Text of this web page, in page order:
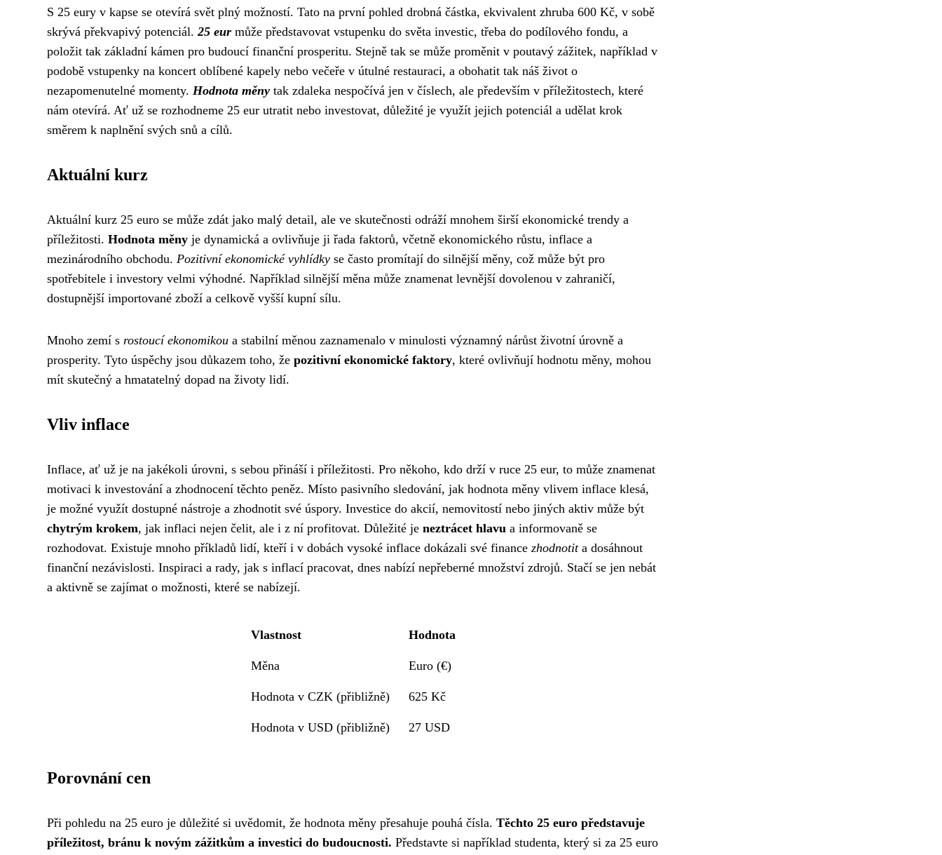
S 25 eury v kapse se otevírá svět plný možností. Tato na první pohled drobná částka, ekvivalent zhruba 600 Kč, v sobě
skrývá překvapivý potenciál.25 eur může představovat vstupenku do světa investic, třeba do podílového fondu, a
položit tak základní kámen pro budoucí finanční prosperitu. Stejně tak se může proměnit v poutavý zážitek, například v
podobě vstupenky na koncert oblíbené kapely nebo večeře v útulné restauraci, a obohatit tak náš život o
nezapomenutelné momenty. Hodnota měny tak zdaleka nespočívá jen v číslech, ale především v příležitostech, které
nám otevírá. Ať už se rozhodneme 25 eur utratit nebo investovat, důležité je využít jejich potenciál a udělat krok
směrem k naplnění svých snů a cílů.
Aktuální kurz
Aktuální kurz 25 euro se může zdát jako malý detail, ale ve skutečnosti odráží mnohem širší ekonomické trendy a
příležitosti. Hodnota měny je dynamická a ovlivňuje ji řada faktorů, včetně ekonomického růstu, inflace a
mezinárodního obchodu. Pozitivní ekonomické vyhlídky se často promítají do silnější měny, což může být pro
spotřebitele i investory velmi výhodné. Například silnější měna může znamenat levnější dovolenou v zahraničí,
dostupnější importované zboží a celkově vyšší kupní sílu.
Mnoho zemí s rostoucí ekonomikou a stabilní měnou zaznamenalo v minulosti významný nárůst životní úrovně a
prosperity. Tyto úspěchy jsou důkazem toho, že pozitivní ekonomické faktory, které ovlivňují hodnotu měny, mohou
mít skutečný a hmatatelný dopad na životy lidí.
Vliv inflace
Inflace, ať už je na jakékoli úrovni, s sebou přináší i příležitosti. Pro někoho, kdo drží v ruce 25 eur, to může znamenat
motivaci k investování a zhodnocení těchto peněz. Místo pasivního sledování, jak hodnota měny vlivem inflace klesá,
je možné využít dostupné nástroje a zhodnotit své úspory. Investice do akcií, nemovitostí nebo jiných aktiv může být
chytrým krokem, jak inflaci nejen čelit, ale i z ní profitovat. Důležité je neztrácet hlavu a informovaně se
rozhodovat. Existuje mnoho příkladů lidí, kteří i v dobách vysoké inflace dokázali své finance zhodnotita dosáhnout
finanční nezávislosti. Inspiraci a rady, jak s inflací pracovat, dnes nabízí nepřeberné množství zdrojů. Stačí se jen nebát
a aktivně se zajímat o možnosti, které se nabízejí.
Vlastnost Hodnota
Měna Euro (€)
Hodnota v CZK (přibližně) 625 Kč
Hodnota v USD (přibližně) 27 USD
Porovnání cen
Při pohledu na 25 euro je důležité si uvědomit, že hodnota měny přesahuje pouhá čísla. Těchto 25 euro představuje
příležitost, bránu k novým zážitkům a investici do budoucnosti. Představte si například studenta, který si za 25 euro